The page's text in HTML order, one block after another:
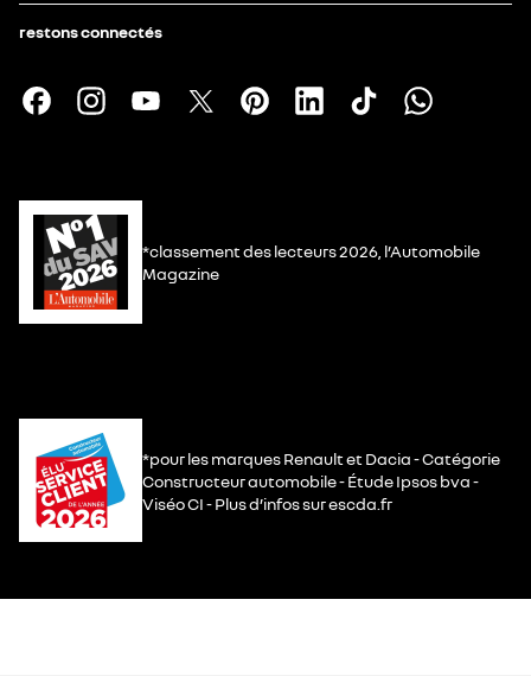
restons connectés
*classement des lecteurs 2026, l’Automobile
Magazine
*pour les marques Renault et Dacia - Catégorie
Constructeur automobile - Étude Ipsos bva -
Viséo CI - Plus d’infos sur escda.fr